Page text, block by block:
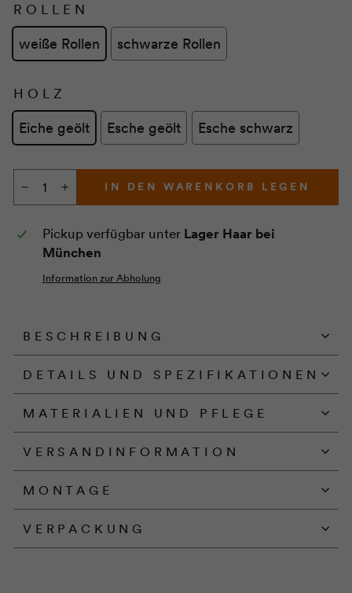
ROLLEN
weiße Rollen schwarze Rollen
HOLZ
Eiche geölt Esche geölt Esche schwarz
+
IN DEN WARENKORB LEGEN
Pickup verfügbar unter Lager Haar bei
München
Information zur Abholung
BESCHREIBUNG
DETAILS UND SPEZIFIKATIONEN
MATERIALIEN UND PFLEGE
VERSANDINFORMATION
MONTAGE
VERPACKUNG